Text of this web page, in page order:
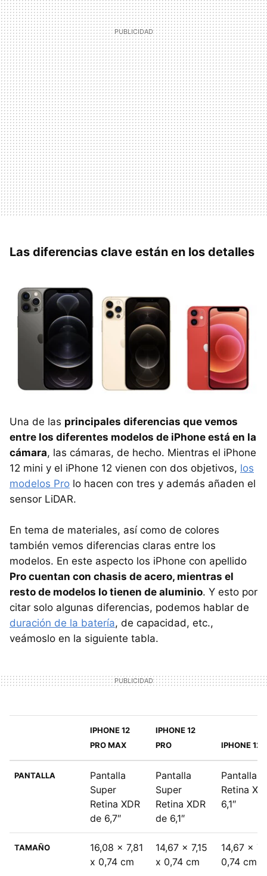
Las diferencias clave están en los detalles
Una de las principales diferencias que vemos
entre los diferentes modelos de iPhone está en la
cámara, las cámaras, de hecho. Mientras el iPhone
12 mini y el iPhone 12 vienen con dos objetivos, los
modelos Pro lo hacen con tres y además añaden el
sensor LiDAR.
En tema de materiales, así como de colores
también vemos diferencias claras entre los
modelos. En este aspecto los iPhone con apellido
Pro cuentan con chasis de acero, mientras el
resto de modelos lo tienen de aluminio. Y esto por
citar solo algunas diferencias, podemos hablar de
duración de la batería, de capacidad, etc.,
veámoslo en la siguiente tabla.
IPHONE 12
PRO MAX
IPHONE 12
PRO
IPHONE 12
PANTALLA
Pantalla
Super
Retina XDR
de 6,7″
Pantalla
Super
Retina XDR
de 6,1″
Pantalla
Retina
6,1″
TAMAÑO
16,08 x 7,81
x 0,74 cm
14,67 x 7,15
x 0,74 cm
14,67 x
0,74 cm